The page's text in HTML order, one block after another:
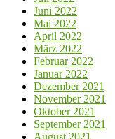
Juni 2022
Mai 2022
April 2022
März 2022
Februar 2022
Januar 2022
Dezember 2021
November 2021
Oktober 2021
September 2021
August 2021